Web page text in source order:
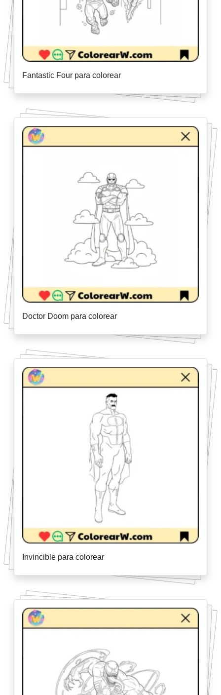
Fantastic Four para colorear
Doctor Doom para colorear
Invincible para colorear